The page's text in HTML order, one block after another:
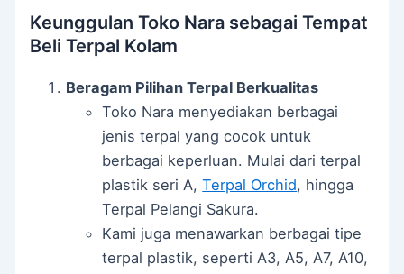
Keunggulan Toko Nara sebagai Tempat
Beli Terpal Kolam
Beragam Pilihan Terpal Berkualitas
Toko Nara menyediakan berbagai
jenis terpal yang cocok untuk
berbagai keperluan. Mulai dari terpal
plastik seri A,Terpal Orchid, hingga
Terpal Pelangi Sakura.
Kami juga menawarkan berbagai tipe
terpal plastik, seperti A3, A5, A7, A10,